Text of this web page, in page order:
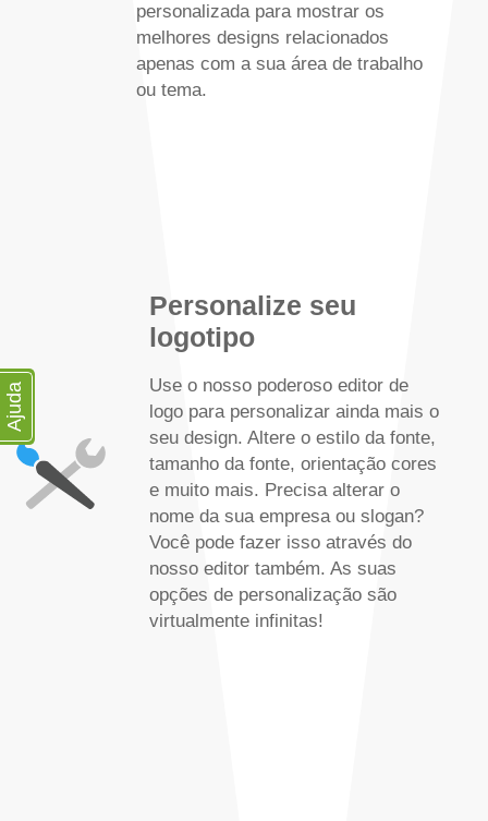
personalizada para mostrar os
melhores designs relacionados
apenas com a sua área de trabalho
ou tema.
Personalize seu
logotipo
Use o nosso poderoso editor de
logo para personalizar ainda mais o
seu design. Altere o estilo da fonte,
tamanho da fonte, orientação cores
e muito mais. Precisa alterar o
nome da sua empresa ou slogan?
Você pode fazer isso através do
nosso editor também. As suas
opções de personalização são
virtualmente infinitas!
Ajuda